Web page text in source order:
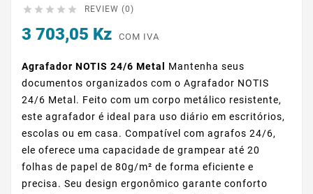
     REVIEW (0)
3 703,05 Kz COM IVA
Agrafador NOTIS 24/6 Metal
Mantenha seus
documentos organizados com o Agrafador NOTIS
24/6 Metal. Feito com um corpo metálico resistente,
este agrafador é ideal para uso diário em escritórios,
escolas ou em casa. Compatível com agrafos 24/6,
ele oferece uma capacidade de grampear até 20
folhas de papel de 80g/m² de forma eficiente e
precisa. Seu design ergonômico garante conforto